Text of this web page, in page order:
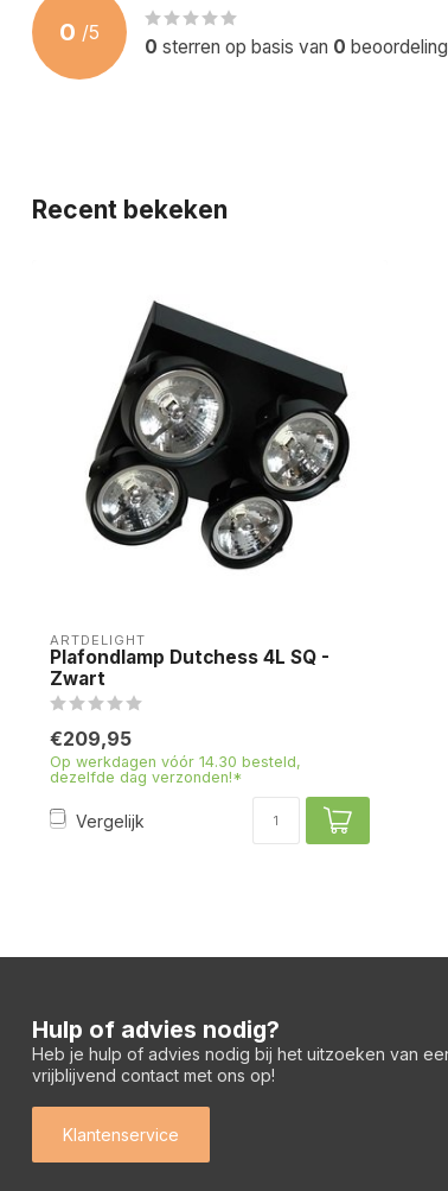
Kleurtemperatuur (Kelvin)
Past over Centraaldoos
0 /5
0 sterren op basis van 0
Recent bekeken
ARTDELIGHT
Plafondlamp Dutchess 4L SQ -
Zwart
€209,95
Op werkdagen vóór 14.30 besteld,
dezelfde dag verzonden!*
Vergelijk
Hulp of advies nodig?
Heb je hulp of advies nodig bij het uitzoeken van
vrijblijvend contact met ons op!
Klantenservice